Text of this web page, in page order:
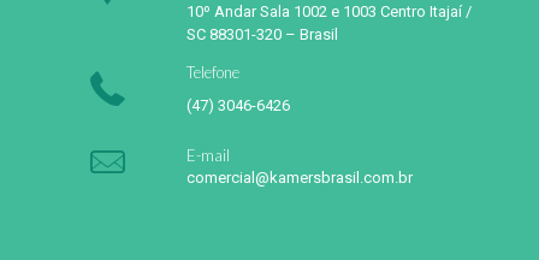
10º Andar Sala 1002 e 1003 Centro Itajaí /
SC 88301-320 – Brasil
Telefone
(47) 3046-6426
E-mail
comercial@kamersbrasil.com.br